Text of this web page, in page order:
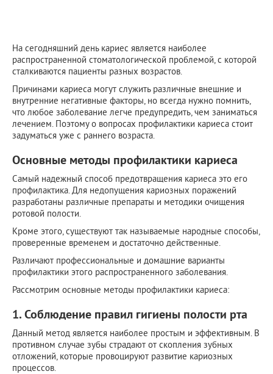
На сегодняшний день кариес является наиболее
распространенной стоматологической проблемой, с которой
сталкиваются пациенты разных возрастов.
Причинами кариеса могут служить различные внешние и
внутренние негативные факторы, но всегда нужно помнить,
что любое заболевание легче предупредить, чем заниматься
лечением. Поэтому о вопросах профилактики кариеса стоит
задуматься уже с раннего возраста.
Основные методы профилактики кариеса
Самый надежный способ предотвращения кариеса это его
профилактика. Для недопущения кариозных поражений
разработаны различные препараты и методики очищения
ротовой полости.
Кроме этого, существуют так называемые народные способы,
проверенные временем и достаточно действенные.
Различают профессиональные и домашние варианты
профилактики этого распространенного заболевания.
Рассмотрим основные методы профилактики кариеса:
1. Соблюдение правил гигиены полости рта
Данный метод является наиболее простым и эффективным. В
противном случае зубы страдают от скопления зубных
отложений, которые провоцируют развитие кариозных
процессов.